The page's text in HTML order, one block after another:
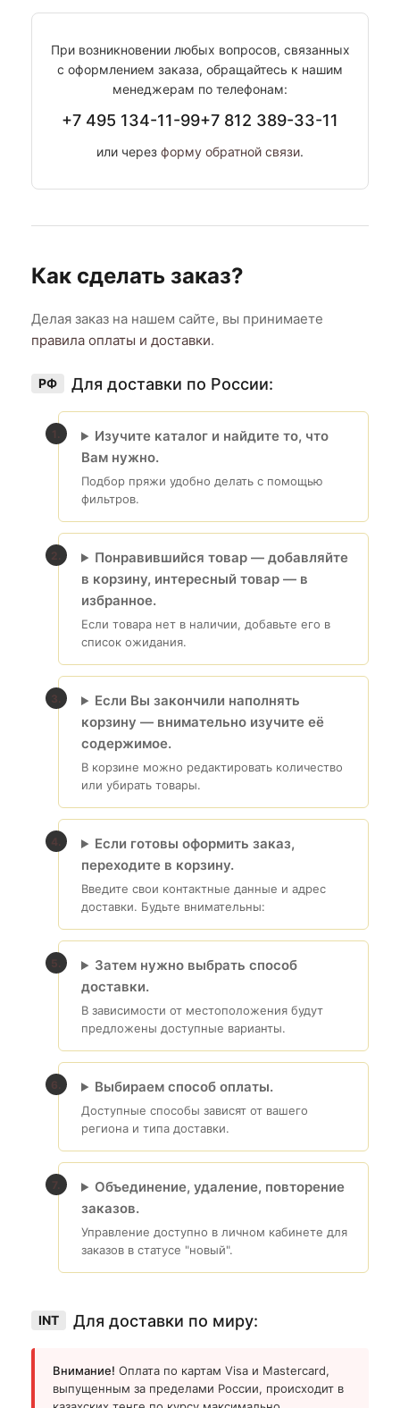
При возникновении любых вопросов, связанных
с оформлением заказа, обращайтесь к нашим
менеджерам по телефонам:
+7 495 134-11-99+7 812 389-33-11
или через форму обратной связи.
Как сделать заказ?
Делая заказ на нашем сайте, вы принимаете
правила оплаты и доставки.
РФ Для доставки по России:
Изучите каталог и найдите то, что
Вам нужно.
Подбор пряжи удобно делать с помощью
фильтров.
Понравившийся товар — добавляйте
в корзину, интересный товар — в
избранное.
Если товара нет в наличии, добавьте его в
список ожидания.
Если Вы закончили наполнять
корзину — внимательно изучите её
содержимое.
В корзине можно редактировать количество
или убирать товары.
Если готовы оформить заказ,
переходите в корзину.
Введите свои контактные данные и адрес
доставки. Будьте внимательны:
Затем нужно выбрать способ
доставки.
В зависимости от местоположения будут
предложены доступные варианты.
Выбираем способ оплаты.
Доступные способы зависят от вашего
региона и типа доставки.
Объединение, удаление, повторение
заказов.
Управление доступно в личном кабинете для
заказов в статусе "новый".
INT Для доставки по миру:
Внимание! Оплата по картам Visa и Mastercard,
выпущенным за пределами России, происходит в